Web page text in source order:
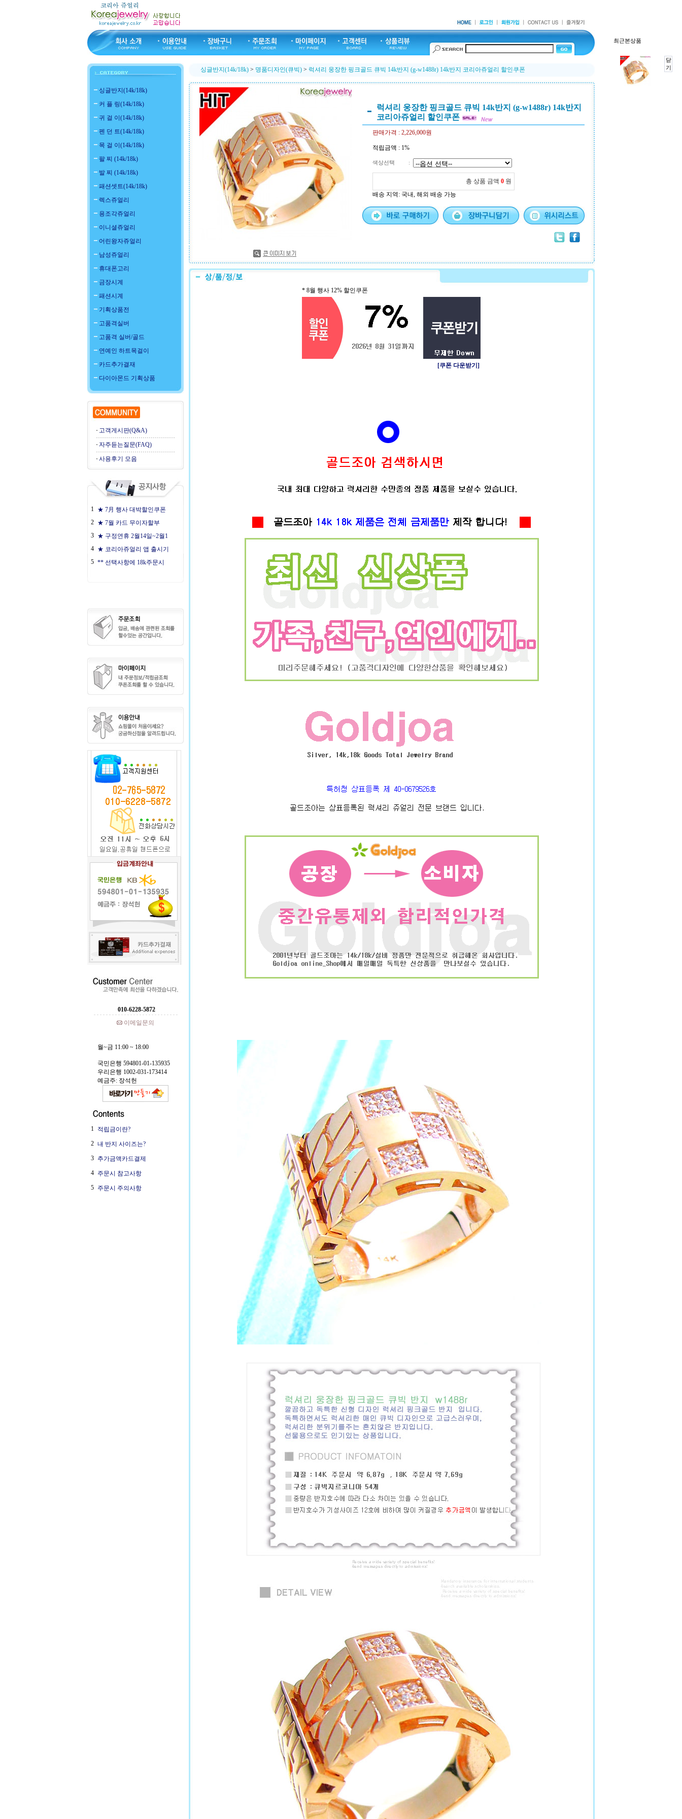
싱글반지(14k/18k)
커 플 링(14k/18k)
귀 걸 이(14k/18k)
펜 던 트(14k/18k)
목 걸 이(14k/18k)
팔 찌 (14k/18k)
발 찌 (14k/18k)
패션셋트(14k/18k)
렉스쥬얼리
용조각쥬얼리
이니셜쥬얼리
어린왕자쥬얼리
남성쥬얼리
휴대폰고리
금장시계
패션시계
기획상품전
고품격실버
고품격 실버/골드
연예인 하트목걸이
카드추가결재
다이아몬드 기획상품
고객게시판(Q&A)
자주듣는질문(FAQ)
사용후기 모음
1 ★ 7月 행사 대박할인쿠폰
2 ★ 7월 카드 무이자할부
3 ★ 구정연휴 2월14일~2월1
4 ★ 코리아쥬얼리 앱 출시기
5 ** 선택사항에 18k주문시
010-6228-5872
이메일문의
월~금 11:00 ~ 18:00
국민은행 594801-01-135935
우리은행 1002-031-173414
예금주: 장석헌
1 적립금이란?
2 내 반지 사이즈는?
3 추가금액카드결제
4 주문시 참고사항
5 주문시 주의사항
싱글반지(14k/18k) > 명품디자인(큐빅) > 럭셔리 웅장한 핑크골드 큐빅 14k반지 (g-w1488r) 14k반지 코리아쥬얼리 할인쿠폰
럭셔리 웅장한 핑크골드 큐빅 14k반지 (g-w1488r) 14k반지
코리아쥬얼리 할인쿠폰
판매가격 : 2,226,000원
적립금액 : 1%
색상선택 :
총 상품 금액 0 원
배송 지역 : 국내, 해외 배송 가능
* 8월 행사 12% 할인쿠폰
[쿠폰 다운받기]
최근본상품
닫
기